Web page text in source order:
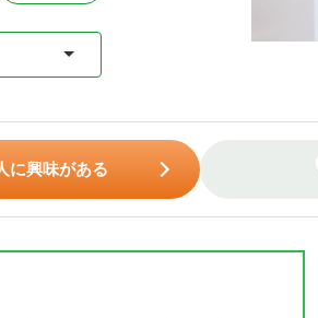
に興味がある